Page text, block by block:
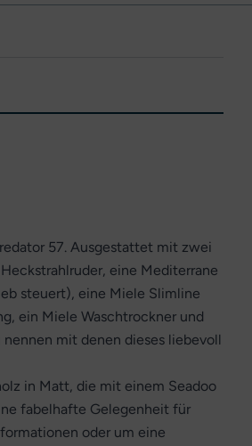
57. Ausgestattet mit zwei
eine Mediterrane
steuert), eine Miele Slimline
ein Miele Waschtrockner und
mit denen dieses liebevoll
in Matt, die mit einem Seadoo
fabelhafte Gelegenheit für
oder um eine